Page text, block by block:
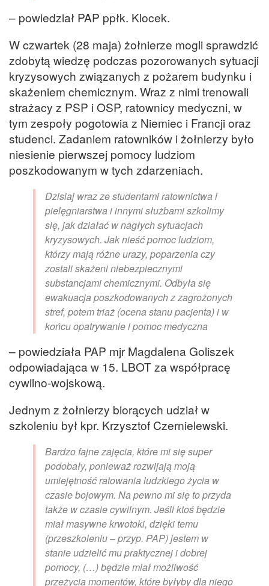
– powiedział PAP ppłk. Klocek.
W czwartek (28 maja) żołnierze mogli sprawdzić
zdobytą wiedzę podczas pozorowanych sytuacji
kryzysowych związanych z pożarem budynku i
skażeniem chemicznym. Wraz z nimi trenowali
strażacy z PSP i OSP, ratownicy medyczni, w
tym zespoły pogotowia z Niemiec i Francji oraz
studenci. Zadaniem ratowników i żołnierzy było
niesienie pierwszej pomocy ludziom
poszkodowanym w tych zdarzeniach.
Dzisiaj wraz ze studentami ratownictwa i
pielęgniarstwa i innymi służbami szkolimy
się, jak działać w nagłych sytuacjach
kryzysowych. Jak nieść pomoc ludziom,
którzy mają różne urazy, poparzenia czy
zostali skażeni niebezpiecznymi
substancjami chemicznymi. Odbyła się
ewakuacja poszkodowanych z zagrożonych
stref, potem triaż (ocena stanu pacjenta) i w
końcu opatrywanie i pomoc medyczna
– powiedziała PAP mjr Magdalena Goliszek
odpowiadająca w 15. LBOT za współpracę
cywilno-wojskową.
Jednym z żołnierzy biorących udział w
szkoleniu był kpr. Krzysztof Czernielewski.
Bardzo fajne zajęcia, które mi się super
podobały, ponieważ rozwijają moją
umiejętność ratowania ludzkiego życia w
czasie bojowym. Na pewno mi się to przyda
także w czasie cywilnym. Jeśli ktoś będzie
miał masywne krwotoki, dzięki temu
(przeszkoleniu – przyp. PAP) jestem w
stanie udzielić mu praktycznej i dobrej
pomocy, (…) będzie miał możliwość
przeżycia momentów, które byłyby dla niego